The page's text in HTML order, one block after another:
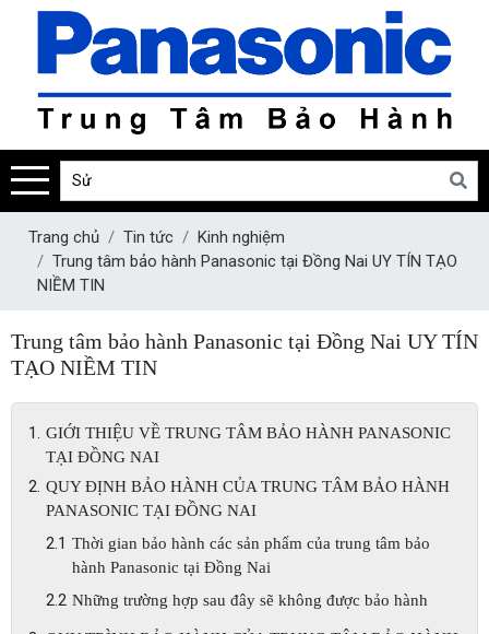
Trang chủ Tin tức
Kinh nghiệm
Trung tâm bảo hành Panasonic tại Đồng Nai UY TÍN TẠO
NIỀM TIN
Trung tâm bảo hành Panasonic tại Đồng Nai UY TÍN
TẠO NIỀM TIN
GIỚI THIỆU VỀ TRUNG TÂM BẢO HÀNH PANASONIC
TẠI ĐỒNG NAI
QUY ĐỊNH BẢO HÀNH CỦA TRUNG TÂM BẢO HÀNH
PANASONIC TẠI ĐỒNG NAI
Thời gian bảo hành các sản phẩm của trung tâm bảo
hành Panasonic tại Đồng Nai
Những trường hợp sau đây sẽ không được bảo hành